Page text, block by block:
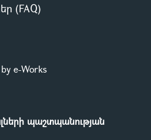
(FAQ)
e-Works
պաշտպանության